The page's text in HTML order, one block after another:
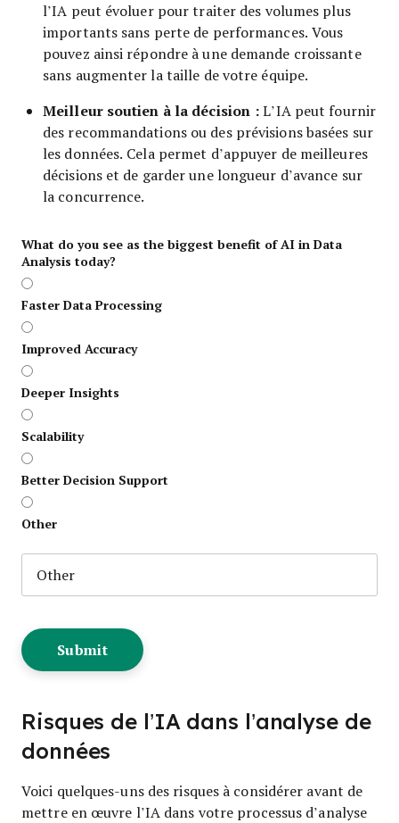
l’IA peut évoluer pour traiter des volumes plus
importants sans perte de performances. Vous
pouvez ainsi répondre à une demande croissante
sans augmenter la taille de votre équipe.
Meilleur soutien à la décision :L’IA peut fournir
des recommandations ou des prévisions basées sur
les données. Cela permet d’appuyer de meilleures
décisions et de garder une longueur d’avance sur
la concurrence.
What do you see as the biggest benefit of AI in Data
Analysis today?
Faster Data Processing
Improved Accuracy
Deeper Insights
Scalability
Better Decision Support
Other
Risques de l’IA dans l’analyse de
données
Voici quelques-uns des risques à considérer avant de
mettre en œuvre l’IA dans votre processus d’analyse